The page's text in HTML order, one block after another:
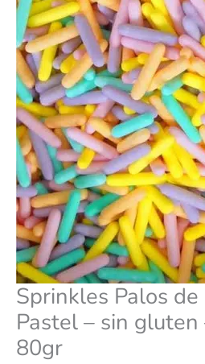
Sprinkles Palos
Pastel – sin gluten
80gr
sin
gluten
-
AZUCREN
80gr
cantidad